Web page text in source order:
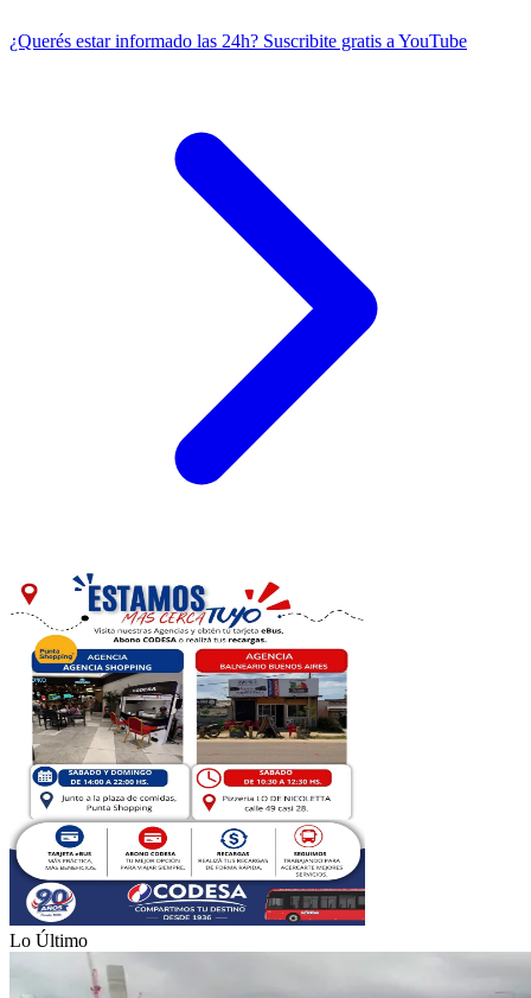
¿Querés estar informado las 24h? Suscribite gratis a YouTube
Lo Último